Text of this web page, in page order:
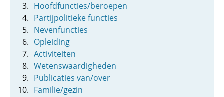
Hoofdfuncties/beroepen
Partijpolitieke functies
Nevenfuncties
Opleiding
Activiteiten
Wetenswaardigheden
Publicaties van/over
Familie/gezin